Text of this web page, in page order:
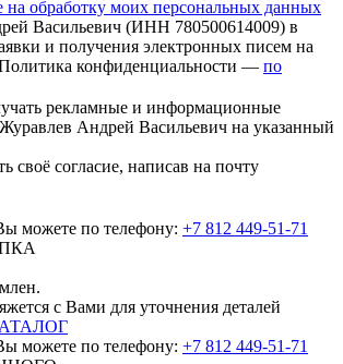
на обработку моих персональных данных
Васильевич (ИНН 780500614009) в
и получения электронных писем на
конфиденциальности — по
рекламные и информационные
Андрей Васильевич на указанный
своё согласие, написав на почту
можете по телефону: +7 812 449-51-71
с Вами для уточнения деталей
можете по телефону: +7 812 449-51-71